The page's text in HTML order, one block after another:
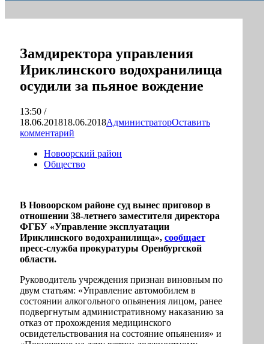
Замдиректора управления
Ириклинского водохранилища
осудили за пьяное вождение
13:50 /
18.06.201818.06.2018АдминистраторОставить
комментарий
Новоорский район
Общество
В Новоорском районе суд вынес приговор в
отношении 38-летнего заместителя директора
ФГБУ «Управление эксплуатации
Ириклинского водохранилища», сообщает
пресс-служба прокуратуры Оренбургской
области.
Руководитель учреждения признан виновным по
двум статьям: «Управление автомобилем в
состоянии алкогольного опьянения лицом, ранее
подвергнутым административному наказанию за
отказ от прохождения медицинского
освидетельствования на состояние опьянения» и